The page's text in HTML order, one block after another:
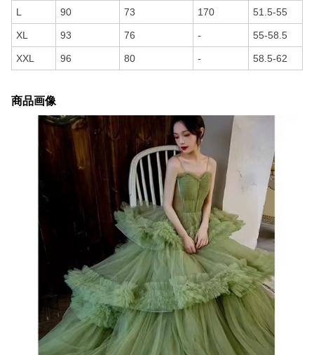
L 90 73 170 51.5-55
XL 93 76 - 55-58.5
XXL 96 80 - 58.5-62
商品画像